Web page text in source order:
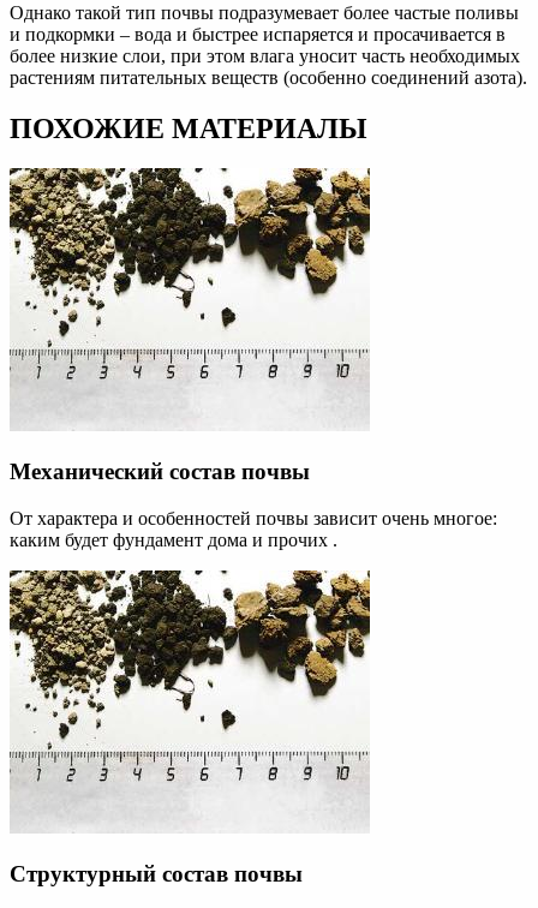
Однако такой тип почвы подразумевает более частые поливы
и подкормки – вода и быстрее испаряется и просачивается в
более низкие слои, при этом влага уносит часть необходимых
растениям питательных веществ (особенно соединений азота).
ПОХОЖИЕ МАТЕРИАЛЫ
Механический состав почвы
От характера и особенностей почвы зависит очень многое:
каким будет фундамент дома и прочих .
Структурный состав почвы